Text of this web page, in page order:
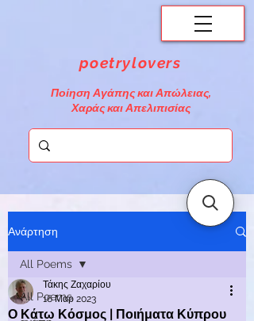
poetrylovers
Ποίηση Αγάπης και Απώλειας,
Χαράς και Απελιπισίας
Ανάρτηση
All Poems
All Poems
Ο Κάτω Κόσμος | Ποιήματα Κύπρου
Τάκης Ζαχαρίου
16 Μαρ 2023